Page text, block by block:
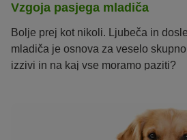
Vzgoja pasjega mladiča
Bolje prej kot nikoli. Ljubeča in
mladiča je osnova za veselo
izzivi in na kaj vse moramo paziti?